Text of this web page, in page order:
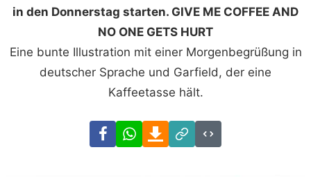
in den Donnerstag starten. GIVE ME COFFEE AND
NO ONE GETS HURT
Eine bunte Illustration mit einer Morgenbegrüßung in
deutscher Sprache und Garfield, der eine
Kaffeetasse hält.
FacebookWhatsAppDownload
Link
Code